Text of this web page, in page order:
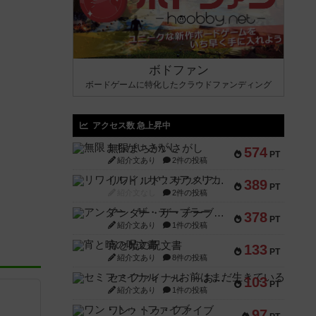
ボドファン
ボードゲームに特化したクラウドファンディング
アクセス数 急上昇中
574 PT
無限まちがいさがし
紹介文あり 2件の投稿
389 PT
リワイルド：サウスアメリカ
2件の投稿
378 PT
アンダー・ザ・テーブラー
紹介文あり 1件の投稿
133 PT
宵と暁の呪文書
紹介文あり 8件の投稿
103 PT
セミファイナル ～お前はまだ生きている～
紹介文あり 1件の投稿
ワン・トゥ・ファイブ